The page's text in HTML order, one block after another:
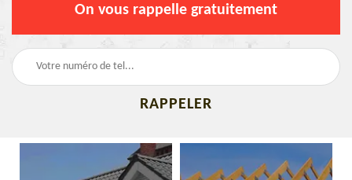
On vous rappelle gratuitement